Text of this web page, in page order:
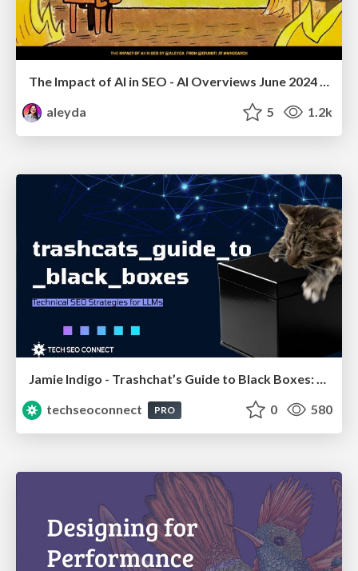
aleyda
5 1.2k
Jamie Indigo - Trashchat’s Guide to Black Boxes: Technical SEO Tactics for LLMs
techseoconnect
PRO 0 580